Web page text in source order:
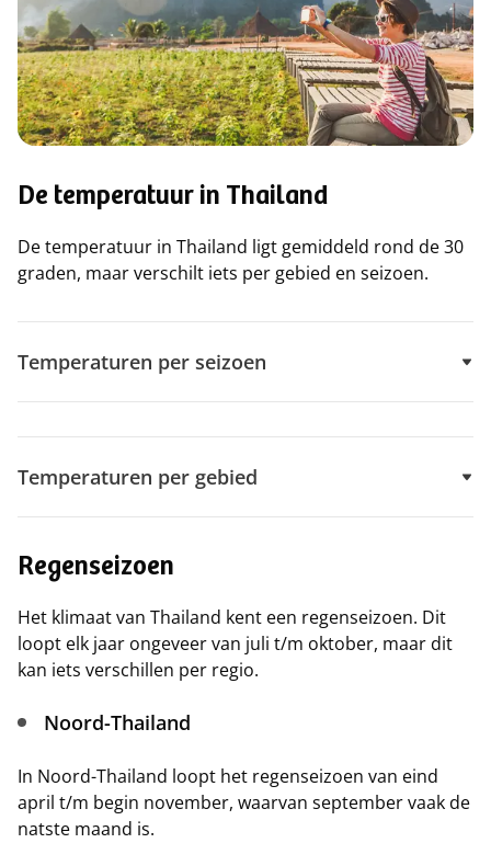
De temperatuur in Thailand
De temperatuur in Thailand ligt gemiddeld rond de 30
graden, maar verschilt iets per gebied en seizoen.
Temperaturen per seizoen
Temperaturen per gebied
Regenseizoen
Het klimaat van Thailand kent een regenseizoen. Dit
loopt elk jaar ongeveer van juli t/m oktober, maar dit
kan iets verschillen per regio.
Noord-Thailand
In Noord-Thailand loopt het regenseizoen van eind
april t/m begin november, waarvan september vaak de
natste maand is.